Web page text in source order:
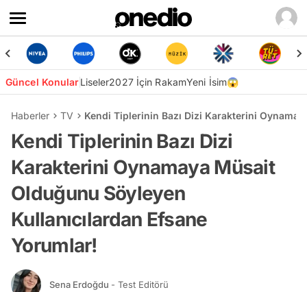
Güncel KonularLiseler2027 İçin RakamYeni İsim😱
Haberler TV Kendi Tiplerinin Bazı Dizi Karakterini
Kendi Tiplerinin Bazı Dizi
Karakterini Oynamaya Müsait
Olduğunu Söyleyen
Kullanıcılardan Efsane
Yorumlar!
Sena Erdoğdu - Test Editörü